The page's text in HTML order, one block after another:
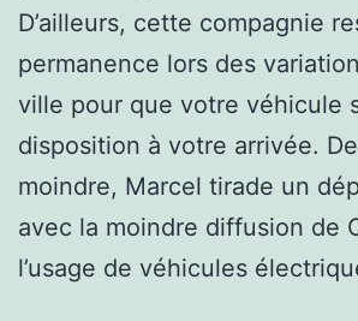
D’ailleurs, cette compagnie
permanence lors des
ville pour que votre véhicule
disposition à votre arrivée.
moindre, Marcel tirade un
avec la moindre diffusion de
l’usage de véhicules